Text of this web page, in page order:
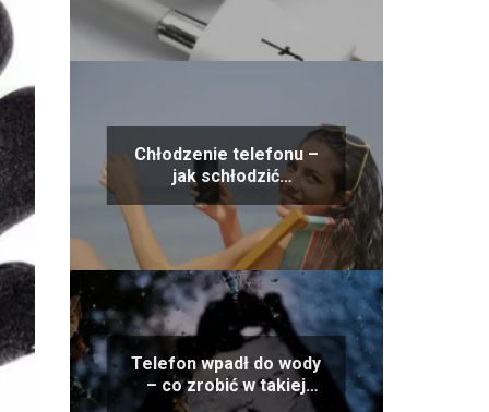
Chłodzenie telefonu –
jak schłodzić
urządzenie w upalne dni
i zabezpieczyć baterię?
Telefon wpadł do wody
– co zrobić w takiej
sytuacji i jak uratować